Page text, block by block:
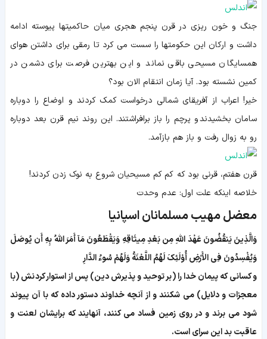
جنگ و خون ريزى در قرن پنجم هجری ميان حاكميت‏ها پيوسته ادامه
داشت و اركان اين حكومتها را سست می كرد تا رمقى براى داشتن هوای
همسايگان مسيحى باقى نماند و اين بهترين فرصت براى دشمن در
كمين نشسته بود. آیا زمان انتقام الان بود؟
خیر! اعراب از آفریقای شمالی درخواست کمک کردند و اوضاع را دوباره
سامان بخشیدند و پرچم را باز برافراشتند. این روند نیم قرن بعد دوباره
رو به زوال رفت و باز هم بازآمد.
قرن هفتم، قرنی بود که کم کم مسیحیان شروع به نوک زدن کردند!
خلاصه اینکه علت اول: عدم وحدت
معضل مهیب مسلمانان اسپانیا
وَالَّذِینَ یَنقُضُونَ عَهْدَ اللّهِ مِن بَعْدِ مِیثَاقِهِ وَیَقْطَعُونَ مَآ أَمَرَ اللّهُ بِهِ أَن یُوصَلَ
وَیُفْسِدُونَ فِی الأَرْضِ أُوْلَئِكَ لَهُمُ اللَّعْنَةُ وَلَهُمْ سُوءُ الدَّارِ
و كسانى كه پیمان خدا را (بر توحید و پذیرش دین) پس از استوار كردنش (با
معجزات و دلایل) مى‏ شكنند و از آنچه خداوند دستور داده كه با آن پیوند
شود مى‏ برند و در روى زمین فساد مى‏ كنند، آنهایند كه برایشان لعنت و
عاقبت بد این سراى است.